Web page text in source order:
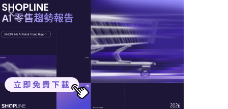
案，是亞洲電商市場的行業領軍者。
留言
線上講座 ｜